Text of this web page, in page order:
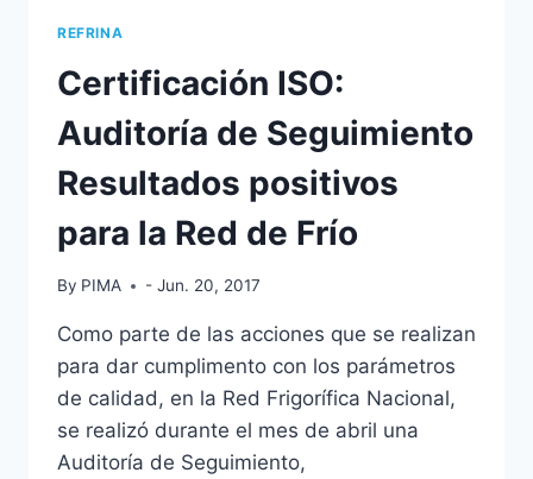
REFRINA
Certificación ISO:
Auditoría de Seguimiento
Resultados positivos
para la Red de Frío
By PIMA - Jun. 20, 2017
Como parte de las acciones que se realizan
para dar cumplimento con los parámetros
de calidad, en la Red Frigorífica Nacional,
se realizó durante el mes de abril una
Auditoría de Seguimiento,